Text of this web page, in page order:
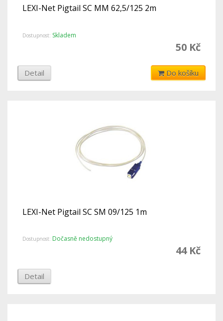
LEXI-Net Pigtail SC MM 62,5/125 2m
Dostupnost: Skladem
50 Kč
Detail Do košíku
LEXI-Net Pigtail SC SM 09/125 1m
Dostupnost: Dočasně nedostupný
44 Kč
Detail